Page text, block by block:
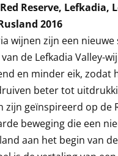
Reserve, Lefkadia,
2016
wijnen zijn een nieuwe
de Lefkadia Valley-
en minder eik, zodat
beter tot
zijn geïnspireerd op de
beweging die een
aan het begin van